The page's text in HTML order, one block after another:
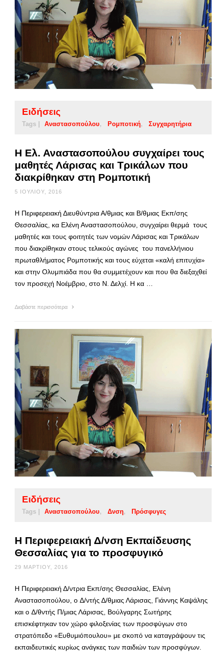
Ειδήσεις
Tags | Αναστασοπούλου Ρομποτική Συγχαρητήρια
Η Ελ. Αναστασοπούλου συγχαίρει τους
μαθητές Λάρισας και Τρικάλων που
διακρίθηκαν στη Ρομποτική
5 ΙΟΥΛΊΟΥ, 2016
Η Περιφερειακή Διευθύντρια Α/θμιας και Β/θμιας Εκπ/σης
Θεσσαλίας, κα Ελένη Αναστασοπούλου, συγχαίρει θερμά τους
μαθητές και τους φοιτητές των νομών Λάρισας και Τρικάλων
που διακρίθηκαν στους τελικούς αγώνες του πανελλήνιου
πρωταθλήματος Ρομποτικής και τους εύχεται «καλή επιτυχία»
και στην Ολυμπιάδα που θα συμμετέχουν και που θα διεξαχθεί
τον προσεχή Νοέμβριο, στο Ν. Δελχί. Η κα …
Διαβάστε περισσότερα
Ειδήσεις
Tags | Αναστασοπούλου Δνση Πρόσφυγες
Η Περιφερειακή Δ/νση Εκπαίδευσης
Θεσσαλίας για το προσφυγικό
29 ΜΑΡΤΊΟΥ, 2016
H Περιφερειακή Δ/ντρια Εκπ/σης Θεσσαλίας, Ελένη
Αναστασοπούλου, o Δ/ντής Δ/θμιας Λάρισας, Γιάννης Καψάλης
και o Δ/θντής Π/μιας Λάρισας, Βούλγαρης Σωτήρης
επισκέφτηκαν τον χώρο φιλοξενίας των προσφύγων στο
στρατόπεδο «Ευθυμιόπουλου» με σκοπό να καταγράψουν τις
εκπαιδευτικές κυρίως ανάγκες των παιδιών των προσφύγων.